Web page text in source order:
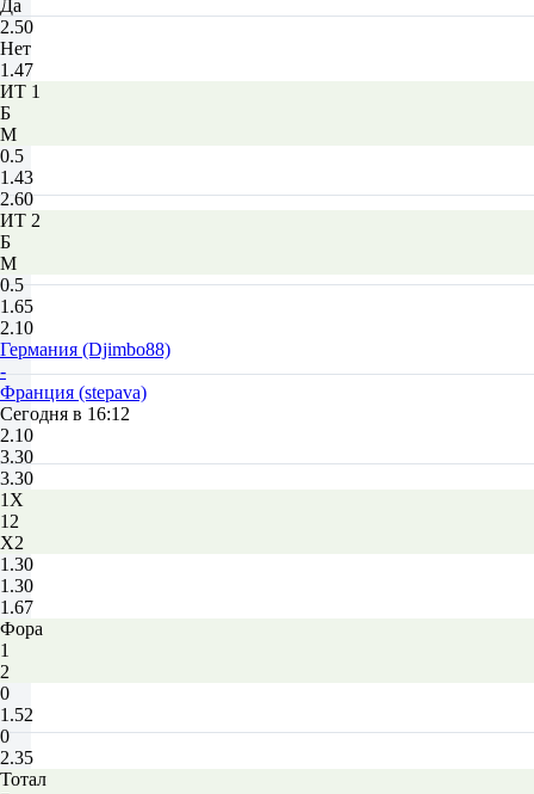
Да
2.50
Нет
1.47
ИТ 1
Б
М
0.5
1.43
2.60
ИТ 2
Б
М
0.5
1.65
2.10
Германия (Djimbo88)
-
Франция (stepava)
Сегодня в 16:12
2.10
3.30
3.30
1X
12
X2
1.30
1.30
1.67
Фора
1
2
0
1.52
0
2.35
Тотал